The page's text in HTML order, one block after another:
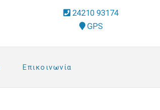
fa-
phone-
square
24210 93174
address
GPS
Επικοινωνία